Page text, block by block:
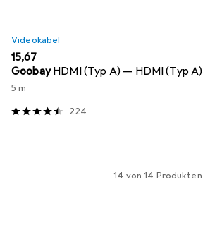
Videokabel
EUR
15,67
Goobay HDMI (Typ A) — HDMI (Typ A)
5 m
224
14 von 14 Produkten